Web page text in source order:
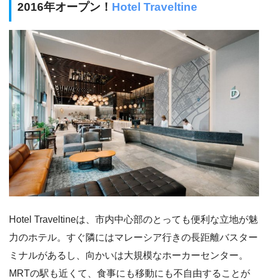
2016年オープン！ Hotel Traveltine
Hotel Traveltineは、市内中心部のとっても便利な立地が魅
力のホテル。すぐ隣にはマレーシア行きの長距離バスター
ミナルがあるし、向かいは大規模なホーカーセンター。
MRTの駅も近くて、食事にも移動にも不自由することが